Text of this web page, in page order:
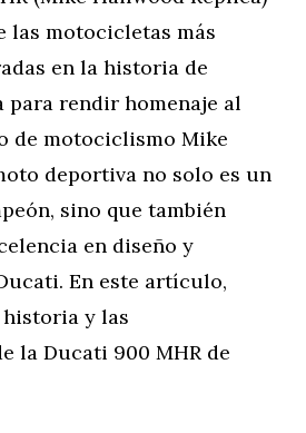
las motocicletas más
en la historia de
para rendir homenaje al
de motociclismo Mike
deportiva no solo es un
sino que también
en diseño y
En este artículo,
y las
la Ducati 900 MHR de